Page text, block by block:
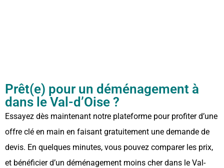
Prêt(e) pour un déménagement à
dans le Val-d’Oise ?
Essayez dès maintenant notre plateforme pour profiter d’une
offre clé en main en faisant gratuitement une demande de
devis. En quelques minutes, vous pouvez comparer les prix,
et bénéficier d’un déménagement moins cher dans le Val-